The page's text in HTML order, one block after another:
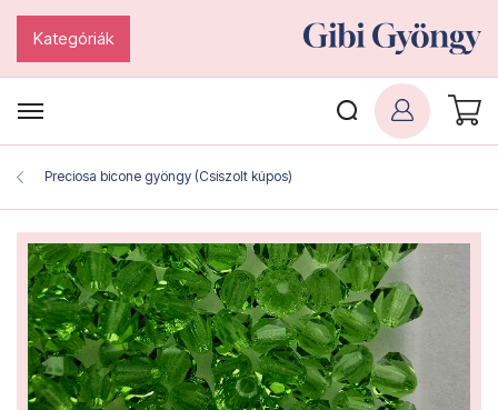
Kategóriák
Preciosa bicone gyöngy (Csiszolt kúpos)